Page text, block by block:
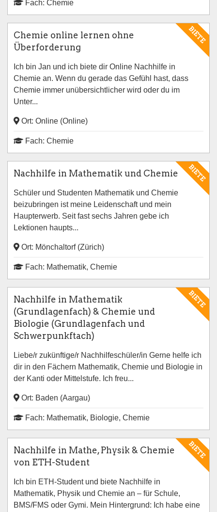
Fach: Chemie
BIETE
Chemie online lernen ohne
Überforderung
Ich bin Jan und ich biete dir Online Nachhilfe in
Chemie an. Wenn du gerade das Gefühl hast, dass
Chemie immer unübersichtlicher wird oder du im
Unter...
Ort: Online (Online)
Fach: Chemie
BIETE
Nachhilfe in Mathematik und Chemie
Schüler und Studenten Mathematik und Chemie
beizubringen ist meine Leidenschaft und mein
Haupterwerb. Seit fast sechs Jahren gebe ich
Lektionen haupts...
Ort: Mönchaltorf (Zürich)
Fach: Mathematik, Chemie
BIETE
Nachhilfe in Mathematik
(Grundlagenfach) & Chemie und
Biologie (Grundlagenfach und
Schwerpunkftach)
Liebe/r zukünftige/r Nachhilfeschüler/in Gerne helfe ich
dir in den Fächern Mathematik, Chemie und Biologie in
der Kanti oder Mittelstufe. Ich freu...
Ort: Baden (Aargau)
Fach: Mathematik, Biologie, Chemie
BIETE
Nachhilfe in Mathe, Physik & Chemie
von ETH-Student
Ich bin ETH-Student und biete Nachhilfe in
Mathematik, Physik und Chemie an – für Schule,
BMS/FMS oder Gymi. Mein Hintergrund: Ich habe eine